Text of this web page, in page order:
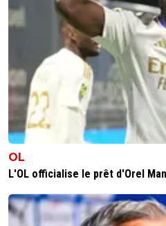
OL
L'OL officialise le prêt d'Orel